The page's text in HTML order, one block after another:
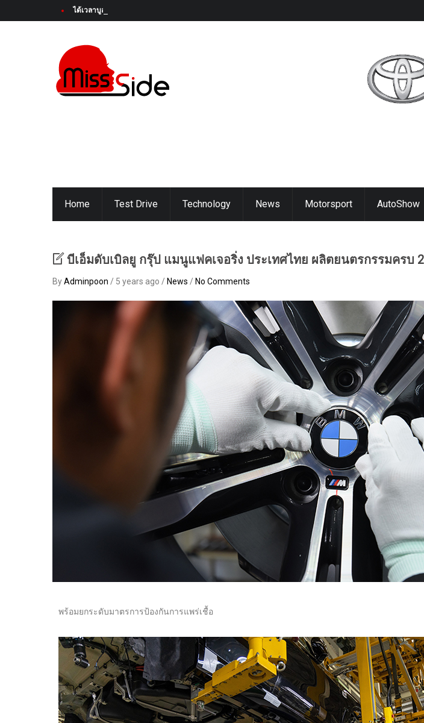
ได้เวลาบูสต์ความสนุกครั้งใหม่! Honda Super-ONE ใหม่ เตรียมเปิดตัวในไทย 14 ส.ค. นี้
Home Test Drive Technology News Motorsport AutoShow
บีเอ็มดับเบิลยู กรุ๊ป แมนูแฟคเจอริ่ง ประเทศไทย ผลิตยนตรกรรมครบ
ByAdminpoon / 5 years ago / News / No Comments
พร้อมยกระดับมาตรการป้องกันการแพร่เชื้อ